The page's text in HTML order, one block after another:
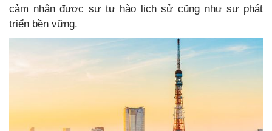
cảm nhận được sự tự hào lịch sử cũng như sự phát
triển bền vững.